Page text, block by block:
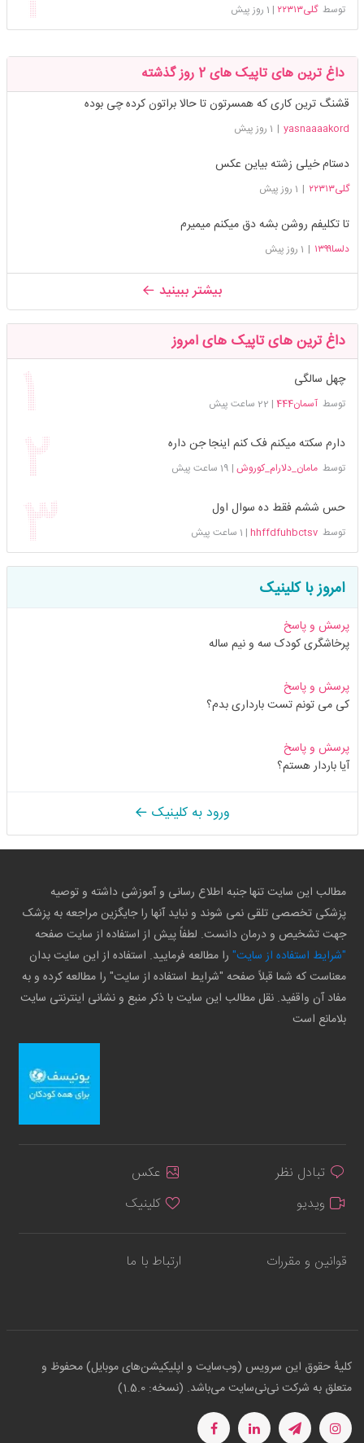
توسطگلی۲۲۳۱۳ | 1 روز پیش
داغ ترین های تاپیک های 2 روز گذشته
قشنگ ترین کاری که همسرتون تا حالا براتون کرده چی بوده
yasnaaaakord
| 1 روز پیش
دستام خیلی زشته بیاین عکس
گلی۲۲۳۱۳ | 1 روز پیش
تا تکلیفم روشن بشه دق میکنم میمیرم
دلسا۱۳۹۹ | 1 روز پیش
بیشتر ببینید
داغ ترین های تاپیک های امروز
چهل سالگی
توسطآسمان444 | 22 ساعت پیش
دارم سکته میکنم فک کنم اینجا جن داره
توسطمامان_دلارام_کوروش | 19 ساعت پیش
حس ششم فقط ده سوال اول
توسطhhffdfuhbctsv
| 1 ساعت پیش
امروز با کلینیک
پرسش و پاسخ
پرخاشگری کودک سه و نیم ساله
پرسش و پاسخ
کی می تونم تست بارداری بدم؟
پرسش و پاسخ
آیا باردار هستم؟
ورود به کلینیک
مطالب این سایت تنها جنبه اطلاع رسانی و آموزشی داشته و توصیه
پزشکی تخصصی تلقی نمی شوند و نباید آنها را جایگزین مراجعه به پزشک
جهت تشخیص و درمان دانست. لطفاً پیش از استفاده از سایت صفحه
"شرایط استفاده از سایت" را مطالعه فرمایید. استفاده از این سایت بدان
معناست که شما قبلاً صفحه "شرایط استفاده از سایت" را مطالعه کرده و به
مفاد آن واقفید. نقل مطالب این سایت با ذکر منبع و نشانی اینترنتی سایت
بلامانع است
تبادل نظر
عکس
ویدیو
کلینیک
قوانین و مقررات ارتباط با ما
کلیهٔ حقوق این سرویس (وب‌سایت و اپلیکیشن‌های موبایل) محفوظ و
متعلق به شرکت نی‌نی‌سایت می‌باشد. (نسخه: 1.5.0)